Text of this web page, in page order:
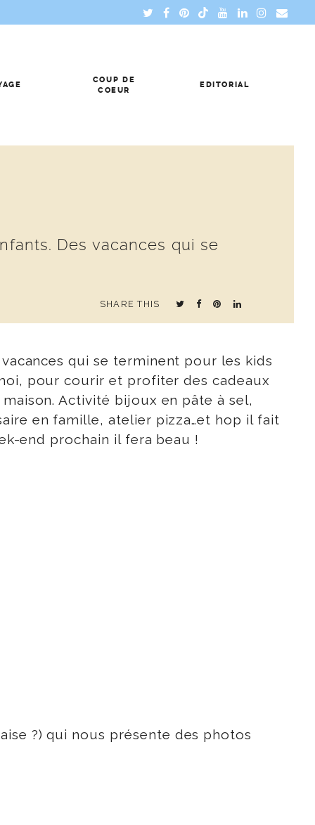
COUP DE
COEUR
EDITORIAL
Des vacances qui se
SHARE THIS
qui se terminent pour les kids
pour courir et profiter des cadeaux
Activité bijoux en pâte à sel,
en famille, atelier pizza…et hop il fait
end prochain il fera beau !
?) qui nous présente des photos